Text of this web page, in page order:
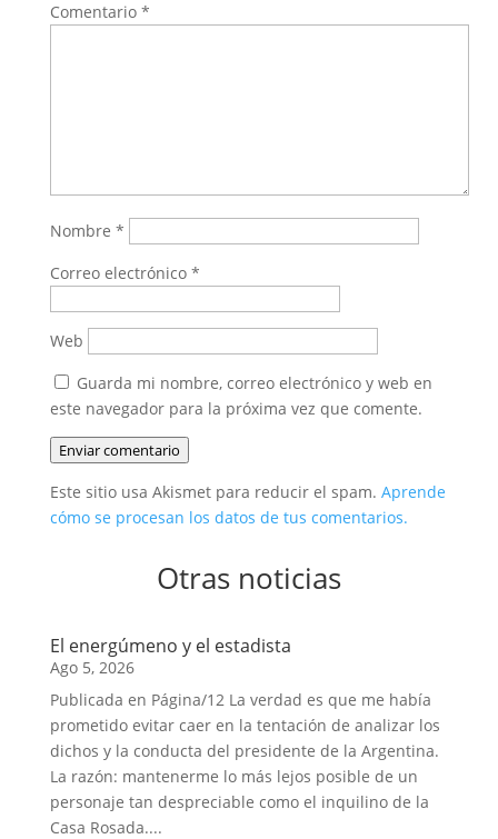
Comentario *
Nombre *
Correo electrónico *
Web
Guarda mi nombre, correo electrónico y web en
este navegador para la próxima vez que comente.
Enviar comentario
Este sitio usa Akismet para reducir el spam. Aprende
cómo se procesan los datos de tus comentarios.
Otras noticias
El energúmeno y el estadista
Ago 5, 2026
Publicada en Página/12 La verdad es que me había
prometido evitar caer en la tentación de analizar los
dichos y la conducta del presidente de la Argentina.
La razón: mantenerme lo más lejos posible de un
personaje tan despreciable como el inquilino de la
Casa Rosada....